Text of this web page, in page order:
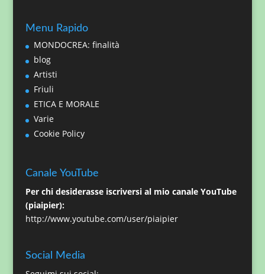
Menu Rapido
MONDOCREA: finalità
blog
Artisti
Friuli
ETICA E MORALE
Varie
Cookie Policy
Canale YouTube
Per chi desiderasse iscriversi al mio canale YouTube
(piaipier):
http://www.youtube.com/user/piaipier
Social Media